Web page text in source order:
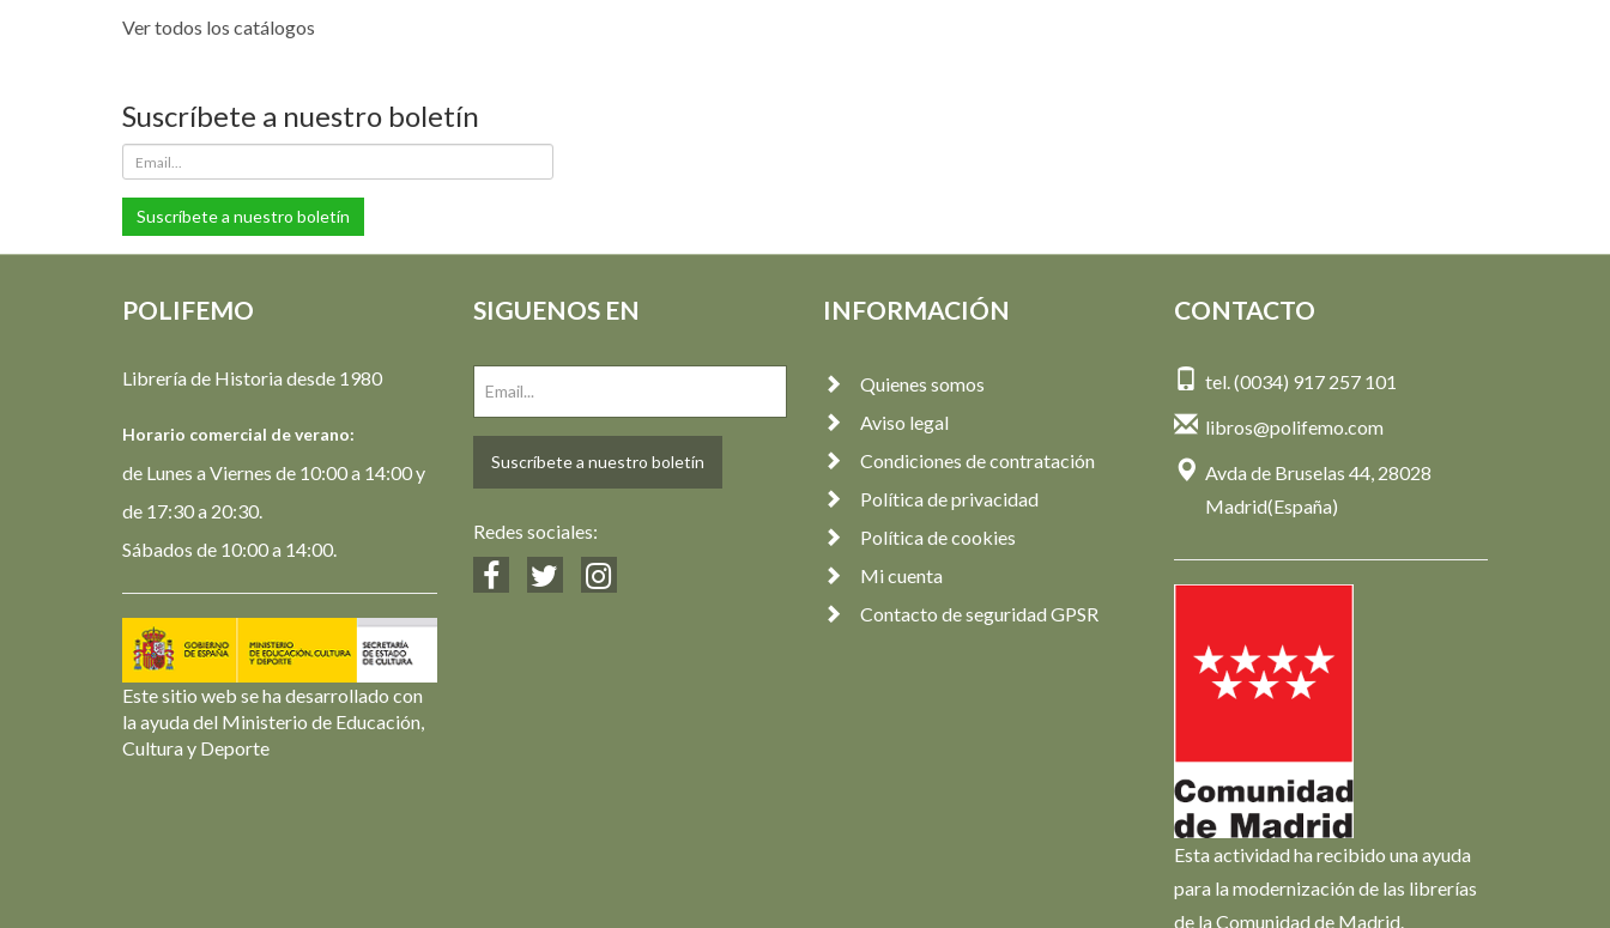
Ver todos los catálogos
Suscríbete a nuestro boletín
Suscríbete a nuestro boletín
POLIFEMO
Librería de Historia desde 1980
Horario comercial de verano:
de Lunes a Viernes de 10:00 a 14:00 y
de 17:30 a 20:30.
Sábados de 10:00 a 14:00.
Este sitio web se ha desarrollado con
la ayuda del Ministerio de Educación,
Cultura y Deporte
SIGUENOS EN
Suscríbete a nuestro boletín
Redes sociales:
INFORMACIÓN
Quienes somos
Aviso legal
Condiciones de contratación
Política de privacidad
Política de cookies
Mi cuenta
Contacto de seguridad GPSR
CONTACTO
tel. (0034) 917 257 101
libros@polifemo.com
Avda de Bruselas 44, 28028
Madrid(España)
Esta actividad ha recibido una ayuda
para la modernización de las librerías
de la Comunidad de Madrid.